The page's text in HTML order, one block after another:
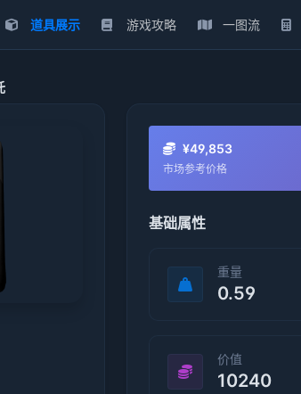
道具展示 游戏攻略 一图流
¥49,853
市场参考价格
基础属性
重量
0.59
价值
10240